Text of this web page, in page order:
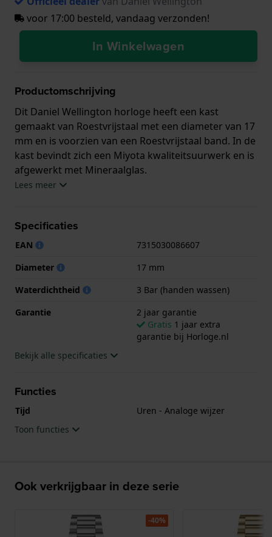
voor 17:00 besteld, vandaag verzonden!
In Winkelwagen
Productomschrijving
Dit Daniel Wellington horloge heeft een kast
gemaakt van Roestvrijstaal met een diameter van 17
mm en is voorzien van een Roestvrijstaal band. In de
kast bevindt zich een Miyota kwaliteitsuurwerk en is
afgewerkt met Mineraalglas.
geleverd met 2 jaar garantie.
Lees meer
Specificaties
EAN
7315030086607
Diameter
17 mm
Waterdichtheid
3 Bar (handen wassen)
Garantie
2 jaar garantie
Gratis 1 jaar extra
garantie bij Horloge.nl
Bekijk alle specificaties
Functies
Tijd
Uren - Analoge wijzer
Toon functies
Ook verkrijgbaar in deze serie
-40%